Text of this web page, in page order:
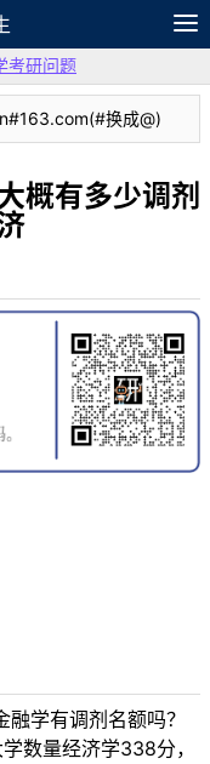
记
论坛
考研问题
换成@)
概有多少调剂
学有调剂名额吗？
数量经济学338分，